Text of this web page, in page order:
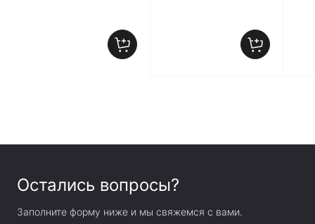
Остались вопросы?
Заполните форму ниже и мы свяжемся с вами.